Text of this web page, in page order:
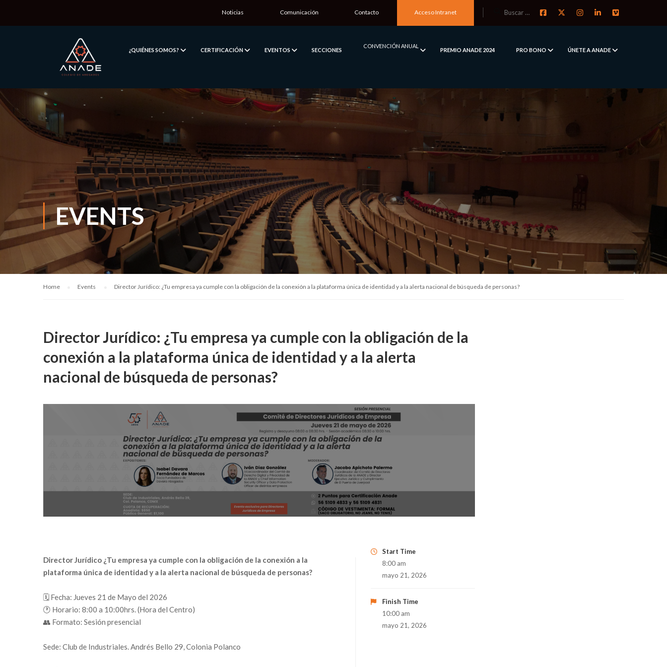
Noticias Comunicación Contacto Acceso Intranet
¿QUIÉNES SOMOS? CERTIFICACIÓN EVENTOS SECCIONES
CONVENCIÓN ANUAL
PREMIO ANADE 2024 PRO BONO ÚNETE A ANADE
EVENTS
Home Events Director Jurídico: ¿Tu empresa ya cumple con la obligación de la conexión a la plataforma única de identidad y a la alerta nacional de búsqueda de personas?
Director Jurídico: ¿Tu empresa ya cumple con la obligación de la
conexión a la plataforma única de identidad y a la alerta
nacional de búsqueda de personas?
Director Jurídico ¿Tu empresa ya cumple con la obligación de la conexión a la
plataforma única de identidad y a la alerta nacional de búsqueda de personas?
🗓️ Fecha: Jueves 21 de Mayo del 2026
🕐 Horario: 8:00 a 10:00hrs. (Hora del Centro)
👥 Formato: Sesión presencial
Sede: Club de Industriales. Andrés Bello 29, Colonia Polanco
Start Time
8:00 am
mayo 21, 2026
Finish Time
10:00 am
mayo 21, 2026